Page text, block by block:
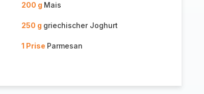
200 g Mais
250 g griechischer Joghurt
1 Prise Parmesan